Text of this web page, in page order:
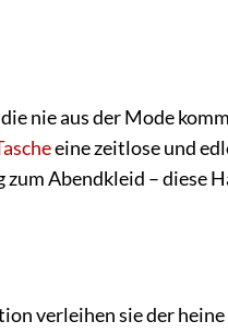
nie aus der Mode
eine zeitlose und
Abendkleid – diese
verleihen sie der heine